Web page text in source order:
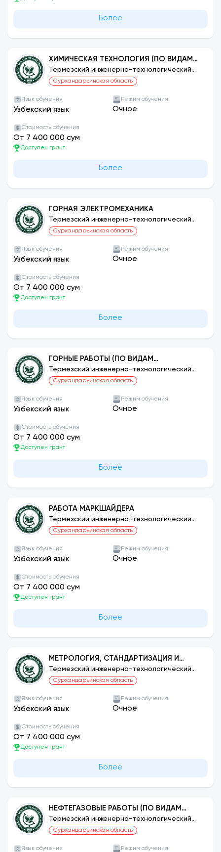
Более
ХИМИЧЕСКАЯ ТЕХНОЛОГИЯ (ПО ВИДАМ
ПРОИЗВОДСТВА)
Термезский инженерно-технологический
институт
Сурхандарьинская область
Язык обучения
Узбекский язык
Режим обучения
Очное
Стоимость обучения
От 7 400 000 сум
Доступен грант
Более
ГОРНАЯ ЭЛЕКТРОМЕХАНИКА
Термезский инженерно-технологический
институт
Сурхандарьинская область
Язык обучения
Узбекский язык
Режим обучения
Очное
Стоимость обучения
От 7 400 000 сум
Доступен грант
Более
ГОРНЫЕ РАБОТЫ (ПО ВИДАМ
ДЕЯТЕЛЬНОСТИ)
Термезский инженерно-технологический
институт
Сурхандарьинская область
Язык обучения
Узбекский язык
Режим обучения
Очное
Стоимость обучения
От 7 400 000 сум
Доступен грант
Более
РАБОТА МАРКШАЙДЕРА
Термезский инженерно-технологический
институт
Сурхандарьинская область
Язык обучения
Узбекский язык
Режим обучения
Очное
Стоимость обучения
От 7 400 000 сум
Доступен грант
Более
МЕТРОЛОГИЯ, СТАНДАРТИЗАЦИЯ И
УПРАВЛЕНИЕ КАЧЕСТВОМ ПРОДУКЦИИ
(ПО ОТРАСЛЯМ)
Термезский инженерно-технологический
институт
Сурхандарьинская область
Язык обучения
Узбекский язык
Режим обучения
Очное
Стоимость обучения
От 7 400 000 сум
Доступен грант
Более
НЕФТЕГАЗОВЫЕ РАБОТЫ (ПО ВИДАМ
ДЕЯТЕЛЬНОСТИ)
Термезский инженерно-технологический
институт
Сурхандарьинская область
Язык обучения Режим обучения